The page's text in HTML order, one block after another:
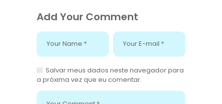
Add Your Comment
Salvar meus dados neste navegador para
a próxima vez que eu comentar.